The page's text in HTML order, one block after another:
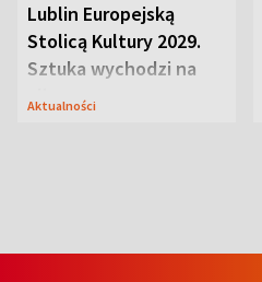
Lublin Europejską
Stolicą Kultury 2029.
Sztuka wychodzi na
ulice
Aktualności